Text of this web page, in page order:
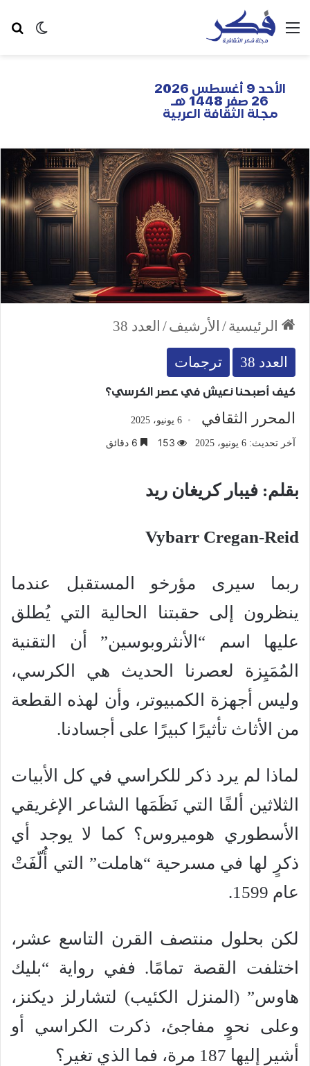
الأحد 9 أغسطس 2026
26 صفر 1448 هـ
مجلة الثقافة العربية
الرئيسية/ الأرشيف/ العدد 38
العدد 38 ترجمات
كيف أصبحنا نعيش في عصر الكرسي؟
المحرر الثقافي 6 يونيو، 2025
آخر تحديث: 6 يونيو، 2025 153
بقلم: فيبار كريغان ريد
Vybarr Cregan-Reid
ربما سيرى مؤرخو المستقبل عندما
ينظرون إلى حقبتنا الحالية التي يُطلق
عليها اسم “الأنثروبوسين” أن التقنية
المُمَيِزة لعصرنا الحديث هي الكرسي،
وليس أجهزة الكمبيوتر، وأن لهذه القطعة
من الأثاث تأثيرًا كبيرًا على أجسادنا.
لماذا لم يرد ذكر للكراسي في كل الأبيات
الثلاثين ألفًا التي نَظَمَها الشاعر الإغريقي
الأسطوري هوميروس؟ كما لا يوجد أي
ذكرٍ لها في مسرحية “هاملت” التي أُلّفَتْ
عام 1599.
لكن بحلول منتصف القرن التاسع عشر،
اختلفت القصة تمامًا. ففي رواية “بليك
هاوس” (المنزل الكئيب) لتشارلز ديكنز،
وعلى نحوٍ مفاجئ، ذكرت الكراسي أو
أشير إليها 187 مرة، فما الذي تغير؟